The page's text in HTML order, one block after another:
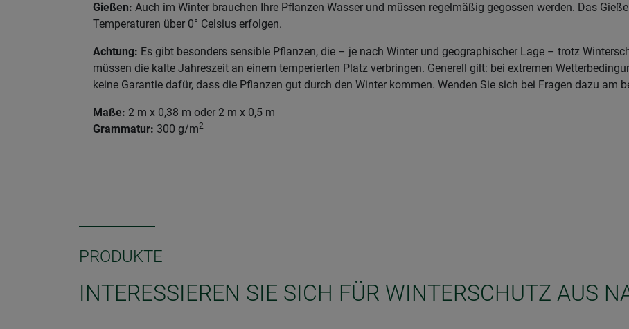
Gießen: Auch im Winter brauchen Ihre Pflanzen Wasser und müssen regelmäßig gegossen werden. Das
Temperaturen über 0° Celsius erfolgen.
Achtung: Es gibt besonders sensible Pflanzen, die – je nach Winter und geographischer Lage – trotz
müssen die kalte Jahreszeit an einem temperierten Platz verbringen. Generell gilt: bei extremen
keine Garantie dafür, dass die Pflanzen gut durch den Winter kommen. Wenden Sie sich bei Fragen dazu am
Maße: 2 m x 0,38 m oder 2 m x 0,5 m
Grammatur: 300 g/m2
PRODUKTE
INTERESSIEREN SIE SICH FÜR WINTERSCHUTZ AUS